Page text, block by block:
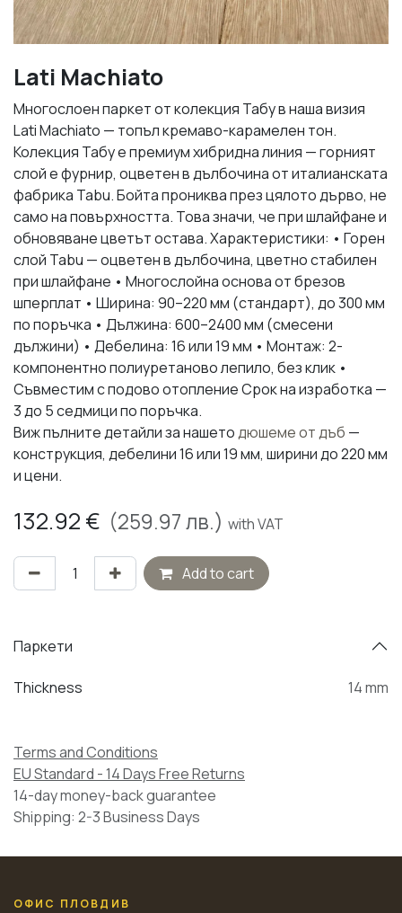
Lati Machiato
Многослоен паркет от колекция Табу в наша визия
Lati Machiato — топъл кремаво-карамелен тон.
Колекция Табу е премиум хибридна линия — горният
слой е фурнир, оцветен в дълбочина от италианската
фабрика Tabu. Бойта прониква през цялото дърво, не
само на повърхността. Това значи, че при шлайфане и
обновяване цветът остава. Характеристики: • Горен
слой Tabu — оцветен в дълбочина, цветно стабилен
при шлайфане • Многослойна основа от брезов
шперплат • Ширина: 90–220 мм (стандарт), до 300 мм
по поръчка • Дължина: 600–2400 мм (смесени
дължини) • Дебелина: 16 или 19 мм • Монтаж: 2-
компонентно полиуретаново лепило, без клик •
Съвместим с подово отопление Срок на изработка —
3 до 5 седмици по поръчка.
Виж пълните детайли за нашетодюшеме от дъб —
конструкция, дебелини 16 или 19 мм, ширини до 220 мм
и цени.
132.92 € (259.97лв.) with VAT
Add to cart
Паркети
Thickness 14 mm
Terms and Conditions
EU Standard - 14 Days Free Returns
14-day money-back guarantee
Shipping: 2-3 Business Days
ОФИС ПЛОВДИВ